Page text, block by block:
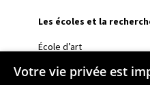
Les écoles et la
École d’art
École de design
Votre vie privée est